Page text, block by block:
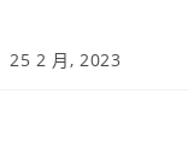
25 2 月, 2023